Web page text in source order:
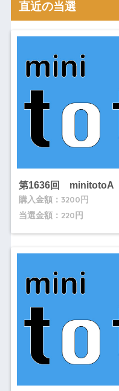
直近の当選
第1636回 minitotoA
購入金額：3200円
当選金額：220円